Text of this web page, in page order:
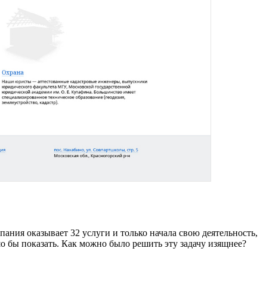
оказывает 32 услуги и только начала свою деятельность,
бы показать. Как можно было решить эту задачу изящнее?